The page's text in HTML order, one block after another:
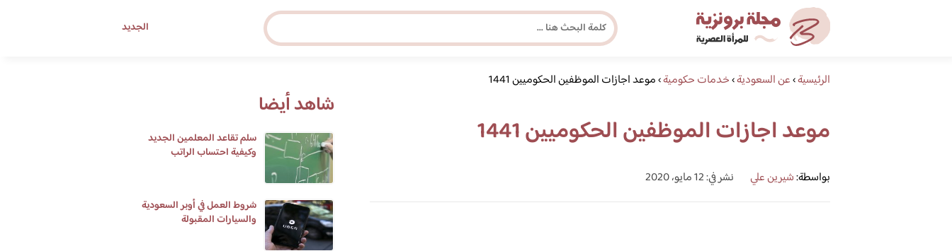
الجديد
مجلة برونزية للفتاة العصرية
ابحث عن أي موضوع يهمك
الرئيسية›عن السعودية›خدمات حكومية›موعد اجازات الموظفين الحكوميين 1441
موعد اجازات الموظفين الحكوميين 1441
بواسطة:شيرين علي نشر في: 12 مايو، 2020
شاهد أيضا
سلم تقاعد المعلمين الجديد
وكيفية احتساب الراتب
شروط العمل في أوبر السعودية
والسيارات المقبولة